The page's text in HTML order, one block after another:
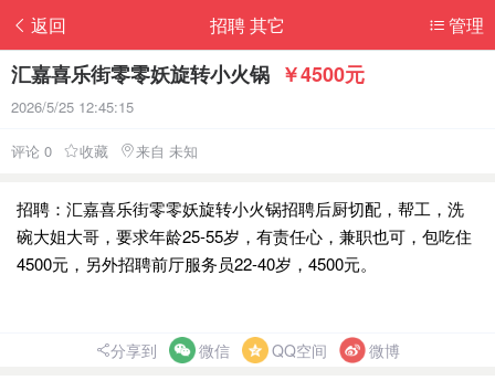
返回 管理
招聘 其它
汇嘉喜乐街零零妖旋转小火锅 ￥4500元
2026/5/25 12:45:15
评论 0 收藏 来自 未知
招聘：汇嘉喜乐街零零妖旋转小火锅招聘后厨切配，帮工，洗
碗大姐大哥，要求年龄25-55岁，有责任心，兼职也可，包吃住
4500元，另外招聘前厅服务员22-40岁，4500元。
分享到 微信 QQ空间 微博